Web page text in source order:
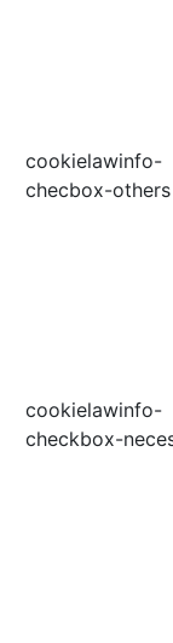
cookielawinfo-
checbox-others
cookielawinfo-
checkbox-